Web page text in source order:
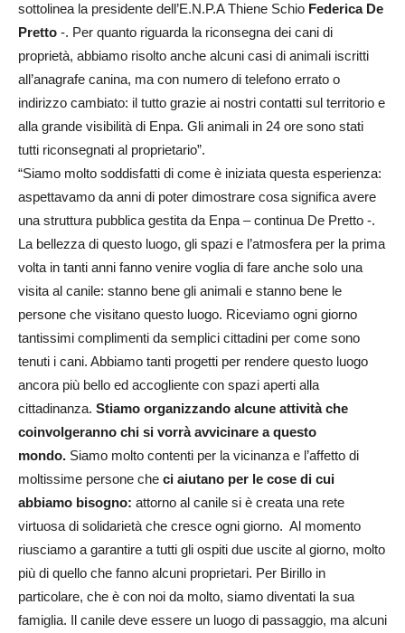
sottolinea la presidente dell’E.N.P.A Thiene Schio Federica De
Pretto -. Per quanto riguarda la riconsegna dei cani di
proprietà, abbiamo risolto anche alcuni casi di animali iscritti
all’anagrafe canina, ma con numero di telefono errato o
indirizzo cambiato: il tutto grazie ai nostri contatti sul territorio e
alla grande visibilità di Enpa. Gli animali in 24 ore sono stati
tutti riconsegnati al proprietario”.
“Siamo molto soddisfatti di come è iniziata questa esperienza:
aspettavamo da anni di poter dimostrare cosa significa avere
una struttura pubblica gestita da Enpa – continua De Pretto -.
La bellezza di questo luogo, gli spazi e l’atmosfera per la prima
volta in tanti anni fanno venire voglia di fare anche solo una
visita al canile: stanno bene gli animali e stanno bene le
persone che visitano questo luogo. Riceviamo ogni giorno
tantissimi complimenti da semplici cittadini per come sono
tenuti i cani. Abbiamo tanti progetti per rendere questo luogo
ancora più bello ed accogliente con spazi aperti alla
cittadinanza. Stiamo organizzando alcune attività che
coinvolgeranno chi si vorrà avvicinare a questo
mondo. Siamo molto contenti per la vicinanza e l’affetto di
moltissime persone che ci aiutano per le cose di cui
abbiamo bisogno: attorno al canile si è creata una rete
virtuosa di solidarietà che cresce ogni giorno. Al momento
riusciamo a garantire a tutti gli ospiti due uscite al giorno, molto
più di quello che fanno alcuni proprietari. Per Birillo in
particolare, che è con noi da molto, siamo diventati la sua
famiglia. Il canile deve essere un luogo di passaggio, ma alcuni